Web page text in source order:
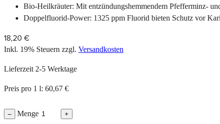
Bio-Heilkräuter: Mit entzündungshemmendem Pfefferminz-
Doppelfluorid-Power: 1325 ppm Fluorid bieten Schutz vor
18,20 €
Inkl. 19% Steuern zzgl. Versandkosten
Lieferzeit 2-5 Werktage
Preis pro 1 l: 60,67 €
– Menge +